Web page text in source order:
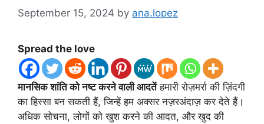
September 15, 2024 by ana.lopez
Spread the love
मानसिक शांति को नष्ट करने वाली आदतेंहमारी रोज़मर्रा की ज़िंदगी
का हिस्सा बन सकती हैं, जिन्हें हम अक्सर नज़रअंदाज़ कर देते हैं।
अधिक सोचना, लोगों को खुश करने की आदत, और खुद की